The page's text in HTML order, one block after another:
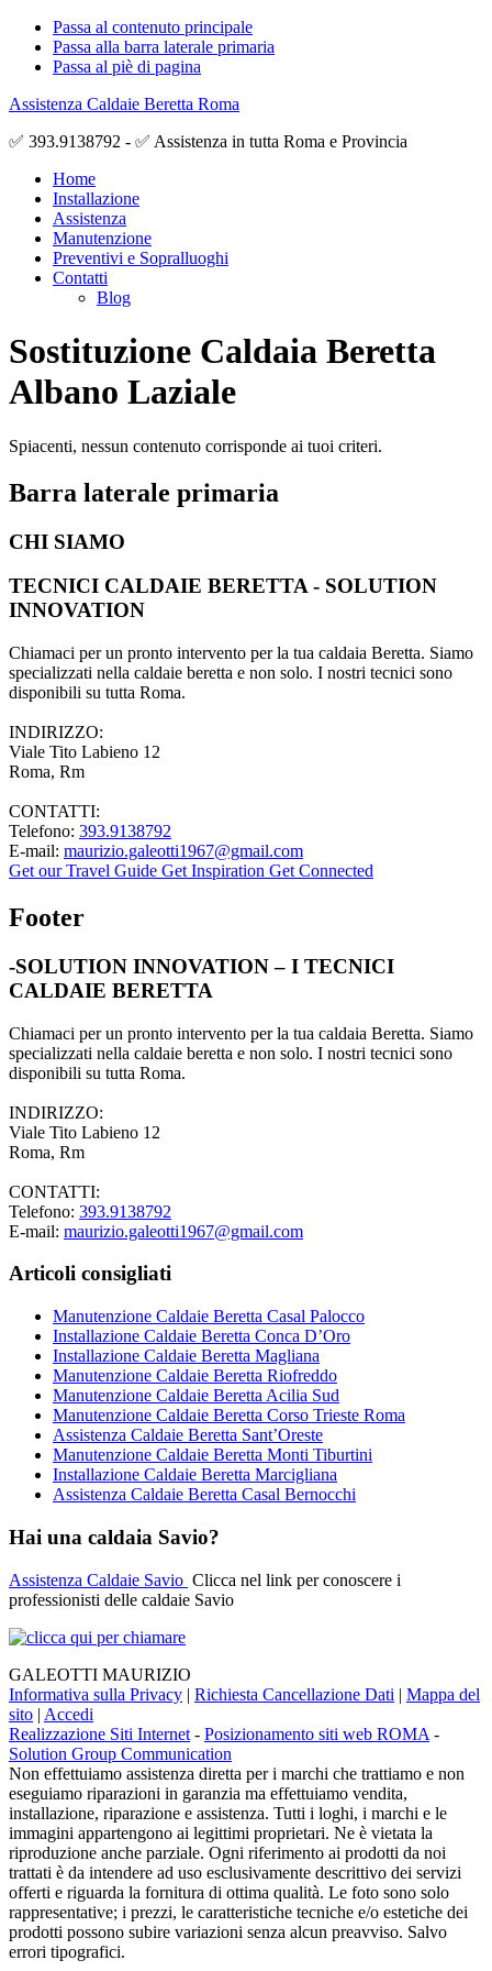
Passa al contenuto principale
Passa alla barra laterale primaria
Passa al piè di pagina
Assistenza Caldaie Beretta Roma
✅ 393.9138792 - ✅ Assistenza in tutta Roma e Provincia
Home
Installazione
Assistenza
Manutenzione
Preventivi e Sopralluoghi
Contatti
Blog
Sostituzione Caldaia Beretta
Albano Laziale
Spiacenti, nessun contenuto corrisponde ai tuoi criteri.
Barra laterale primaria
CHI SIAMO
TECNICI CALDAIE BERETTA - SOLUTION
INNOVATION
Chiamaci per un pronto intervento per la tua caldaia Beretta. Siamo
specializzati nella caldaie beretta e non solo. I nostri tecnici sono
disponibili su tutta Roma.
INDIRIZZO:
Viale Tito Labieno 12
Roma, Rm
CONTATTI:
Telefono: 393.9138792
E-mail: maurizio.galeotti1967@gmail.com
Get our Travel Guide Get Inspiration Get Connected
Footer
-SOLUTION INNOVATION – I TECNICI
CALDAIE BERETTA
Chiamaci per un pronto intervento per la tua caldaia Beretta. Siamo
specializzati nella caldaie beretta e non solo. I nostri tecnici sono
disponibili su tutta Roma.
INDIRIZZO:
Viale Tito Labieno 12
Roma, Rm
CONTATTI:
Telefono: 393.9138792
E-mail: maurizio.galeotti1967@gmail.com
Articoli consigliati
Manutenzione Caldaie Beretta Casal Palocco
Installazione Caldaie Beretta Conca D’Oro
Installazione Caldaie Beretta Magliana
Manutenzione Caldaie Beretta Riofreddo
Manutenzione Caldaie Beretta Acilia Sud
Manutenzione Caldaie Beretta Corso Trieste Roma
Assistenza Caldaie Beretta Sant’Oreste
Manutenzione Caldaie Beretta Monti Tiburtini
Installazione Caldaie Beretta Marcigliana
Assistenza Caldaie Beretta Casal Bernocchi
Hai una caldaia Savio?
Assistenza Caldaie Savio Clicca nel link per conoscere i
professionisti delle caldaie Savio
GALEOTTI MAURIZIO
Informativa sulla Privacy | Richiesta Cancellazione Dati | Mappa del
sito | Accedi
Realizzazione Siti Internet - Posizionamento siti web ROMA -
Solution Group Communication
Non effettuiamo assistenza diretta per i marchi che trattiamo e non
eseguiamo riparazioni in garanzia ma effettuiamo vendita,
installazione, riparazione e assistenza. Tutti i loghi, i marchi e le
immagini appartengono ai legittimi proprietari. Ne è vietata la
riproduzione anche parziale. Ogni riferimento ai prodotti da noi
trattati è da intendere ad uso esclusivamente descrittivo dei servizi
offerti e riguarda la fornitura di ottima qualità. Le foto sono solo
rappresentative; i prezzi, le caratteristiche tecniche e/o estetiche dei
prodotti possono subire variazioni senza alcun preavviso. Salvo
errori tipografici.